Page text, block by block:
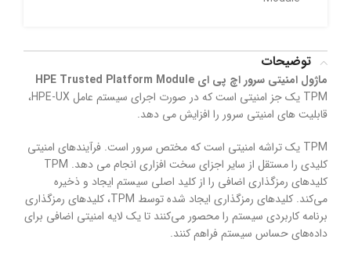
توضیحات
ماژول امنیتی سرور اچ پی ای HPE Trusted Platform Module
TPM یک جز امنیتی است که در صورت اجرای سیستم عامل HPE-UX،
قابلیت های امنیتی سرور را افزایش می دهد.
TPM یک تراشه امنیتی است که مختص سرور است. فرآیندهای امنیتی
کلیدی را مستقل از سایر اجزای سخت افزاری انجام می دهد. TPM
کلیدهای رمزگذاری اضافی را از کلید اصلی سیستم ایجاد و ذخیره
می‌کند. کلیدهای رمزگذاری ایجاد شده توسط TPM، کلیدهای رمزگذاری
برنامه کاربردی سیستم را محصور می‌کنند تا یک لایه امنیتی اضافی برای
داده‌های حساس سیستم فراهم کنند.